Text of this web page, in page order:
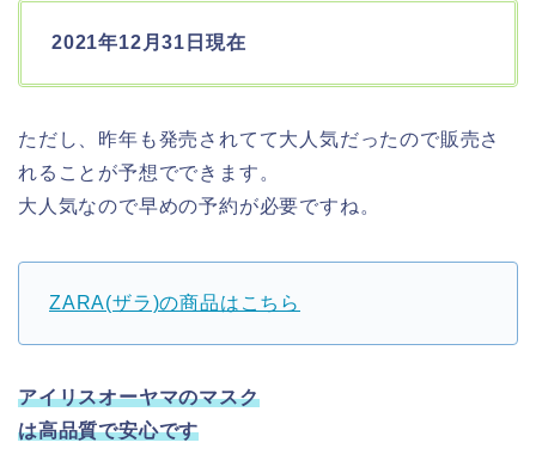
2021年12月31日現在
ただし、昨年も発売されてて大人気だったので販売さ
れることが予想でできます。
大人気なので早めの予約が必要ですね。
ZARA(ザラ)の商品はこちら
アイリスオーヤマのマスク
は高品質で安心です